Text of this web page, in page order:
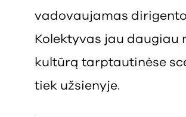
vadovaujamas
Kolektyvas jau daugiau
kultūrą tarptautinėse
tiek užsienyje.